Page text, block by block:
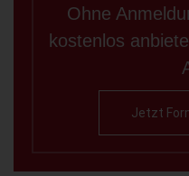
Ohne
kostenlos
Jetzt